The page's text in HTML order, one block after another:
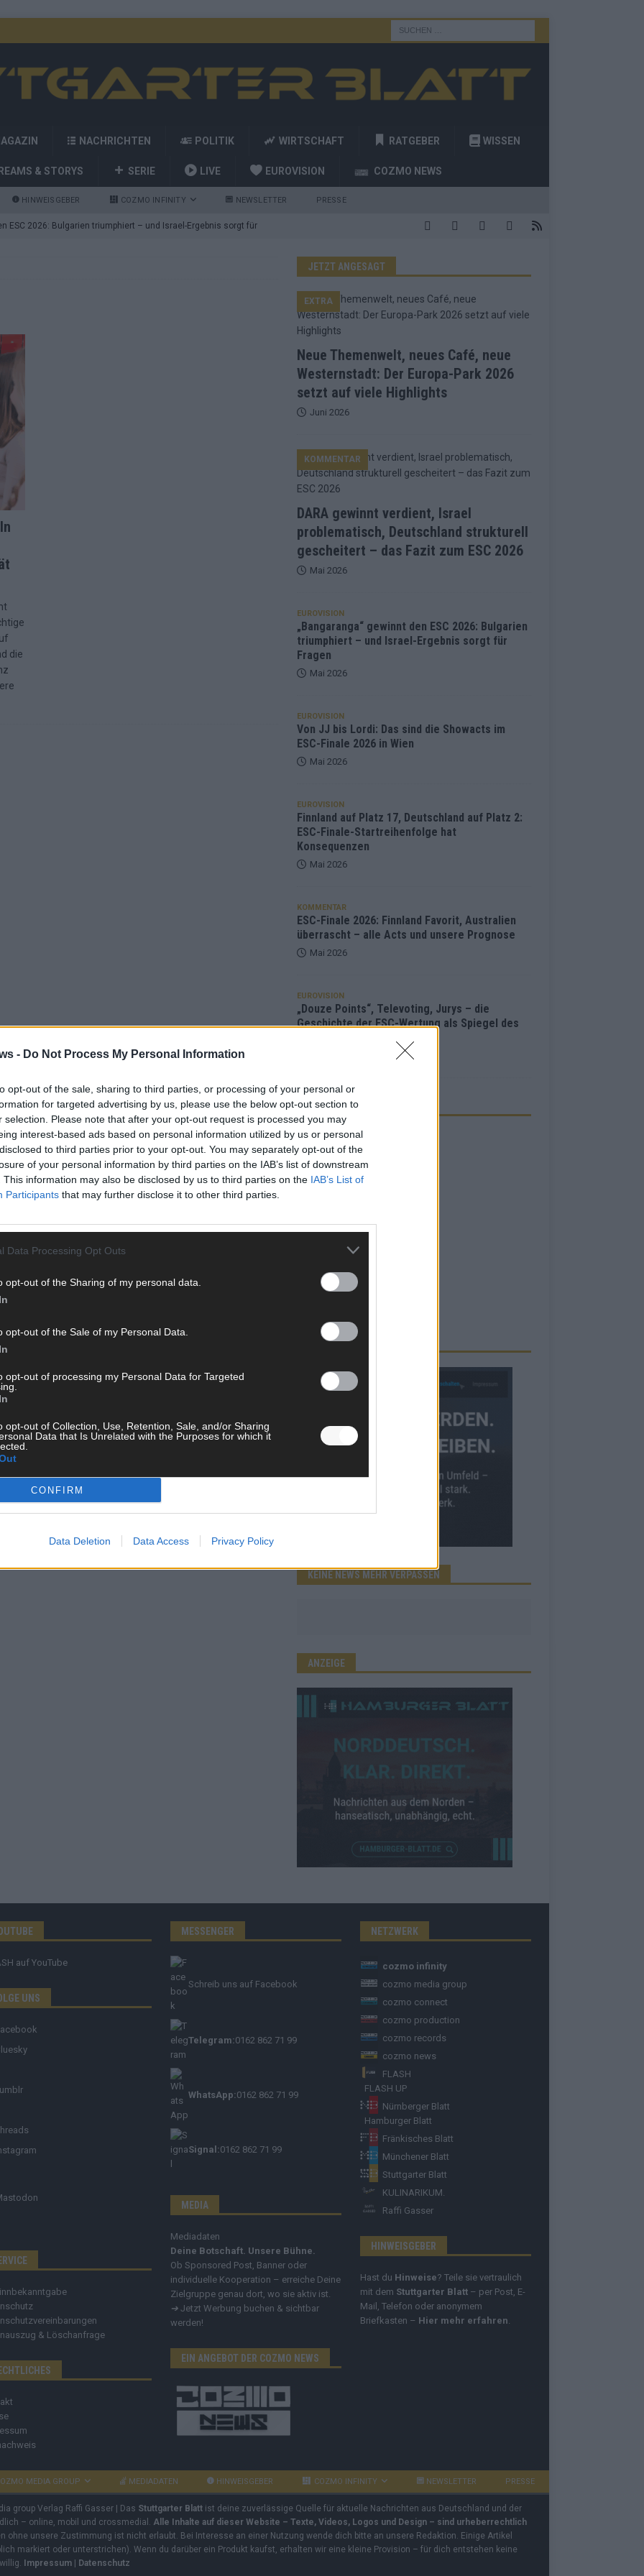
- Do Not Process My Personal Information
opt-out of the sale, sharing to third parties, or processing of your personal or
for targeted advertising by us, please use the below opt-out section to
selection. Please note that after your opt-out request is processed you may
interest-based ads based on personal information utilized by us or personal
to third parties prior to your opt-out. You may separately opt-out of the
of your personal information by third parties on the IAB’s list of downstream
This information may also be disclosed by us to third parties on the IAB’s List of
Participants that may further disclose it to other third parties.
Data Processing Opt Outs
opt-out of the Sharing of my personal data.
opt-out of the Sale of my Personal Data.
opt-out of processing my Personal Data for Targeted
opt-out of Collection, Use, Retention, Sale, and/or Sharing
Data that Is Unrelated with the Purposes for which it
CONFIRM
Data Deletion Data Access Privacy Policy
NACHRICHTEN POLITIK WIRTSCHAFT RATGEBER WISSEN
& STORYS SERIE LIVE EUROVISION COZMO NEWS
HINWEISGEBER COZMO INFINITY NEWSLETTER PRESSE
ESC 2026: Bulgarien triumphiert – und Israel-Ergebnis sorgt für
die Showacts im ESC-Finale 2026 in Wien
auf Platz 2: ESC-Finale-Startreihenfolge hat
Favorit, Australien überrascht – alle Acts und unsere Prognose
Jurys – die Geschichte der ESC-Wertung als Spiegel des
vier Big-Four-Länder, ein Gastgeber – alle Acts im
Walzer zu kurz, Moderation zu provinziell – das Fazit zum
2: Dänemark vorne, Aserbaidschan chancenlos – Zypern
Café, neue Westernstadt: Der Europa-Park 2026 setzt auf viele
problematisch, Deutschland strukturell gescheitert – das
die
JETZT ANGESAGT
Neue Themenwelt, neues Café, neue
Westernstadt: Der Europa-Park 2026
setzt auf viele Highlights
EXTRA
Juni 2026
DARA gewinnt verdient, Israel
problematisch, Deutschland strukturell
gescheitert – das Fazit zum ESC 2026
KOMMENTAR
Mai 2026
EUROVISION
„Bangaranga“ gewinnt den ESC 2026: Bulgarien
triumphiert – und Israel-Ergebnis sorgt für
Fragen
Mai 2026
EUROVISION
Von JJ bis Lordi: Das sind die Showacts im
ESC-Finale 2026 in Wien
Mai 2026
EUROVISION
Finnland auf Platz 17, Deutschland auf Platz 2:
ESC-Finale-Startreihenfolge hat
Konsequenzen
Mai 2026
KOMMENTAR
ESC-Finale 2026: Finnland Favorit, Australien
überrascht – alle Acts und unsere Prognose
Mai 2026
EUROVISION
„Douze Points“, Televoting, Jurys – die
Geschichte der ESC-Wertung als Spiegel des
ANZEIGE
WERBE BEI UNS!
KEINE NEWS MEHR VERPASSEN
ANZEIGE
auf YouTube
UNS
& Löschanfrage
MESSENGER
Schreib uns auf Facebook
Telegram:0162 862 71 99
WhatsApp:0162 862 71 99
Signal:0162 862 71 99
MEDIA
Mediadaten
Deine Botschaft. Unsere Bühne.
Ob Sponsored Post, Banner oder
individuelle Kooperation – erreiche Deine
Zielgruppe genau dort, wo sie aktiv ist.
➔ Jetzt Werbung buchen & sichtbar
werden!
EIN ANGEBOT DER COZMO NEWS
NETZWERK
cozmo infinity
cozmo media group
cozmo connect
cozmo production
cozmo records
cozmo news
FLASH
FLASH UP
Nürnberger Blatt
Hamburger Blatt
Fränkisches Blatt
Münchener Blatt
Stuttgarter Blatt
KULINARIKUM.
Raffi Gasser
HINWEISGEBER
Hast du Hinweise? Teile sie vertraulich
mit dem Stuttgarter Blatt – per Post, E-
Mail, Telefon oder anonymem
Briefkasten – Hier mehr erfahren
MEDIA GROUP MEDIADATEN HINWEISGEBER COZMO INFINITY NEWSLETTER PRESSE
group Verlag Raffi Gasser | Das Stuttgarter Blatt ist deine zuverlässige Quelle für aktuelle Nachrichten aus Deutschland und der
– online, mobil und crossmedial. Alle Inhalte auf dieser Website – Texte, Videos, Logos und Design – sind urheberrechtlich
ohne unsere Zustimmung ist nicht erlaubt. Bei Interesse an einer Nutzung wende dich bitte an unsere Redaktion. Einige Artikel
markiert oder unterstrichen). Wenn du darüber ein Produkt kaufst, erhalten wir eine kleine Provision – für dich entstehen keine
Impressum | Datenschutz